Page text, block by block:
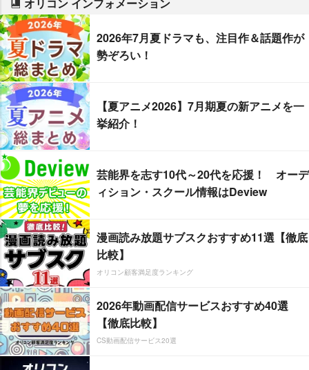
2026年7月夏ドラマも、注目作＆話題作が
勢ぞろい！
【夏アニメ2026】7月期夏の新アニメを一
挙紹介！
芸能界を志す10代～20代を応援！ オーデ
ィション・スクール情報はDeview
漫画読み放題サブスクおすすめ11選【徹底
比較】
オリコン顧客満足度ランキング
2026年動画配信サービスおすすめ40選
【徹底比較】
CS動画配信サービス20選